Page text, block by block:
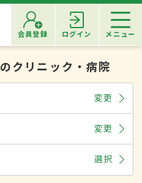
会員登録 ログイン メニュー
のクリニック・病院
変更
変更
選択